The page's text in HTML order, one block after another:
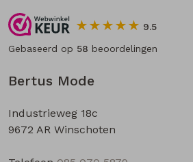
Bertus Mode
Industrieweg 18c
9672 AR Winschoten
9.5
Gebaseerd op 58 beoordelingen